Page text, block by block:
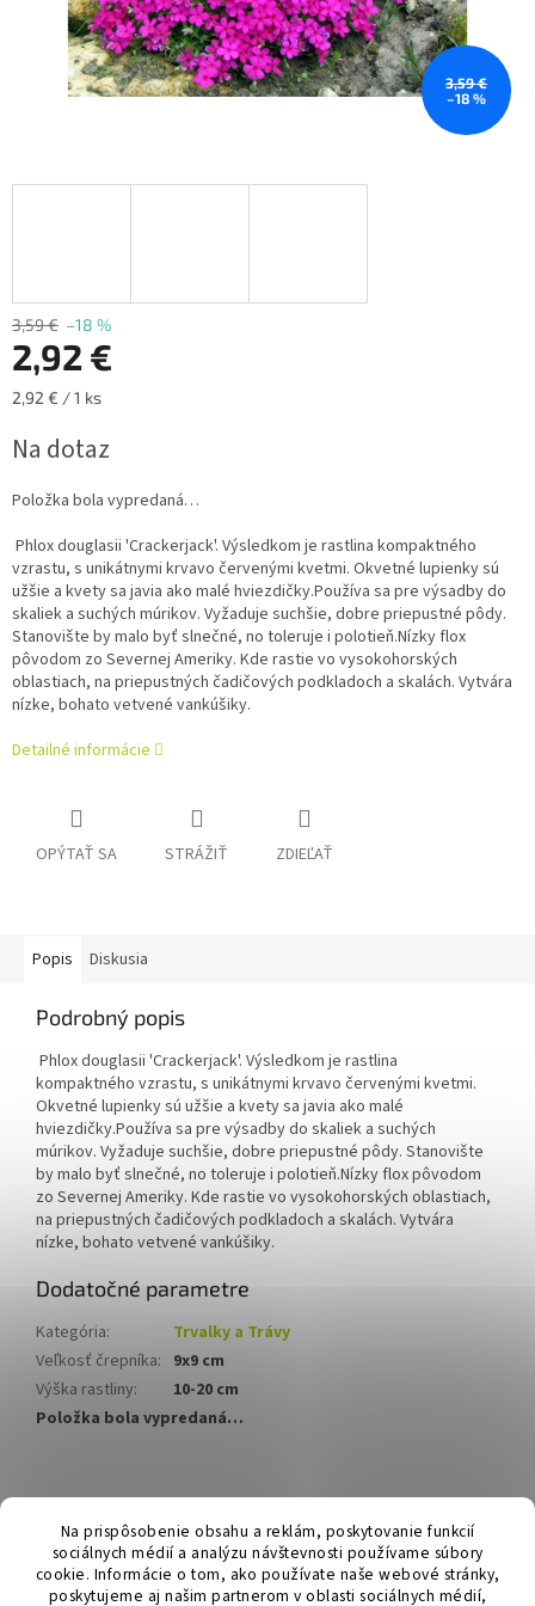
Na prispôsobenie obsahu a reklám, poskytovanie funkcií
sociálnych médií a analýzu návštevnosti používame súbory
cookie. Informácie o tom, ako používate naše webové stránky,
poskytujeme aj našim partnerom v oblasti sociálnych médií,
3,59 €
–18 %
3,59 € –18 %
2,92 €
Jednotková
2,92 € / 1 ks
Na dotaz
Položka bola vypredaná…
Phlox douglasii 'Crackerjack'. Výsledkom je rastlina kompaktného
vzrastu, s unikátnymi krvavo červenými kvetmi. Okvetné lupienky sú
užšie a kvety sa javia ako malé hviezdičky.Používa sa pre výsadby do
skaliek a suchých múrikov. Vyžaduje suchšie, dobre priepustné pôdy.
Stanovište by malo byť slnečné, no toleruje i polotieň.Nízky flox
pôvodom zo Severnej Ameriky. Kde rastie vo vysokohorských
oblastiach, na priepustných čadičových podkladoch a skalách. Vytvára
nízke, bohato vetvené vankúšiky.
Detailné informácie
OPÝTAŤ SA STRÁŽIŤ ZDIEĽAŤ
Popis Diskusia
Podrobný popis
Phlox douglasii 'Crackerjack'. Výsledkom je rastlina
kompaktného vzrastu, s unikátnymi krvavo červenými kvetmi.
Okvetné lupienky sú užšie a kvety sa javia ako malé
hviezdičky.Používa sa pre výsadby do skaliek a suchých
múrikov. Vyžaduje suchšie, dobre priepustné pôdy. Stanovište
by malo byť slnečné, no toleruje i polotieň.Nízky flox pôvodom
zo Severnej Ameriky. Kde rastie vo vysokohorských oblastiach,
na priepustných čadičových podkladoch a skalách. Vytvára
nízke, bohato vetvené vankúšiky.
Dodatočné parametre
Kategória:
Trvalky a Trávy
Veľkosť črepníka: 9x9 cm
Výška rastliny:
10-20 cm
Položka bola vypredaná…
á
Hurmikaki.com